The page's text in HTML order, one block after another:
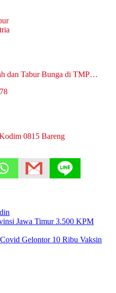
dan Tabur Bunga di TMP…
0815 Bareng
Jawa Timur 3.500 KPM
Gelontor 10 Ribu Vaksin